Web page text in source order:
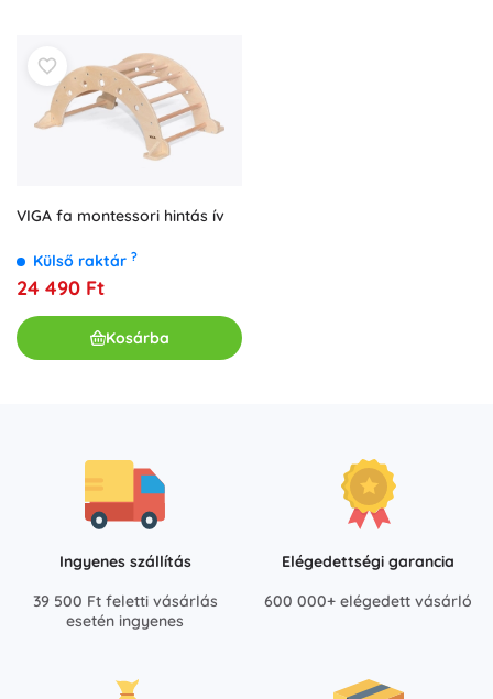
VIGA fa montessori hintás ív
Külső raktár ?
24 490 Ft
Kosárba
Ingyenes szállítás
39 500 Ft feletti vásárlás
esetén ingyenes
Elégedettségi garancia
600 000+ elégedett vásárló